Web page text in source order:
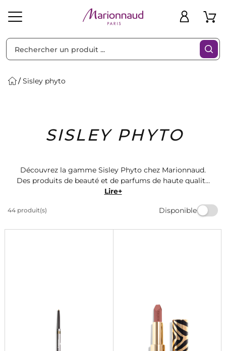
Solaire Homme Marques Idées
Cadeaux
Bons
Plans
Sisley phyto
SISLEY PHYTO
Découvrez la gamme Sisley Phyto chez Marionnaud.
Des produits de beauté et de parfums de haute qualité
pour sublimer votre peau et vos sens. Trouvez le soin
sélection variée. Offrez-vous le luxe et l'efficacité des
Lire+
44 produit(s) Disponible
Filtres